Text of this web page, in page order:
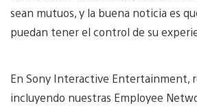
sean mutuos, y la buena noticia es
puedan tener el control de su
En Sony Interactive Entertainment,
incluyendo nuestras Employee